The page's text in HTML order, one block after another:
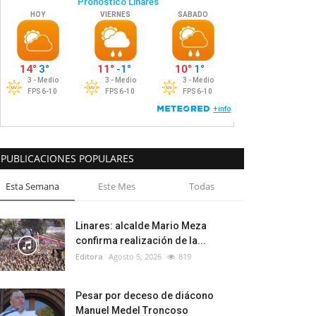
PUBLICACIONES POPULARES
Esta Semana Este Mes Todas
Linares: alcalde Mario Meza
confirma realización de la...
Editora Agosto 5, 2026 819
Pesar por deceso de diácono
Manuel Medel Troncoso